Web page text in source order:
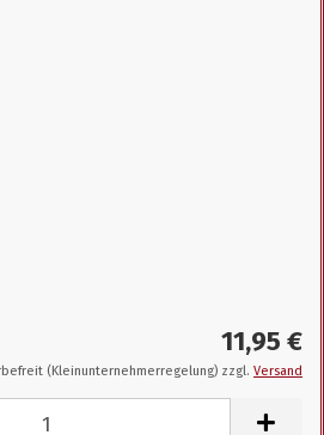
11,95 €
(Kleinunternehmerregelung) zzgl. Versand